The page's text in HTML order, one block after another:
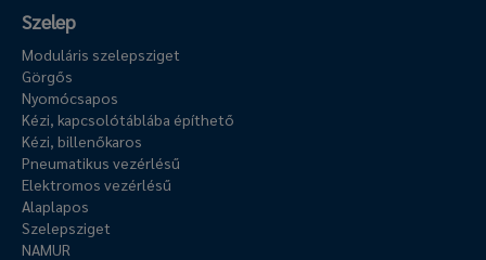
Szelep
Moduláris szelepsziget
Görgős
Nyomócsapos
Kézi, kapcsolótáblába építhető
Kézi, billenőkaros
Pneumatikus vezérlésű
Elektromos vezérlésű
Alaplapos
Szelepsziget
NAMUR